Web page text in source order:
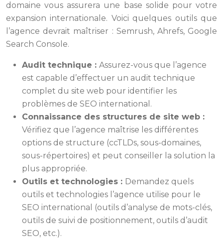
domaine vous assurera une base solide pour votre
expansion internationale. Voici quelques outils que
l’agence devrait maîtriser : Semrush, Ahrefs, Google
Search Console.
Audit technique : Assurez-vous que l’agence
est capable d’effectuer un audit technique
complet du site web pour identifier les
problèmes de SEO international.
Connaissance des structures de site web :
Vérifiez que l’agence maîtrise les différentes
options de structure (ccTLDs, sous-domaines,
sous-répertoires) et peut conseiller la solution la
plus appropriée.
Outils et technologies : Demandez quels
outils et technologies l’agence utilise pour le
SEO international (outils d’analyse de mots-clés,
outils de suivi de positionnement, outils d’audit
SEO, etc.).